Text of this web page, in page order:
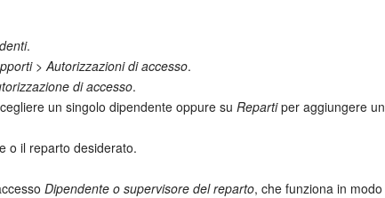
.
> Autorizzazioni di accesso.
di accesso.
un singolo dipendente oppure su Repartiper aggiungere un
o il reparto desiderato.
Dipendente o supervisore del reparto, che funziona in modo